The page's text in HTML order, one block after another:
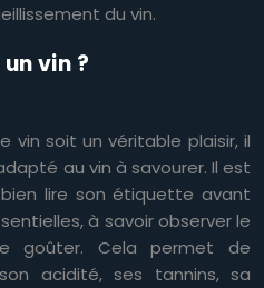
du vin.
vin ?
vin soit un véritable plaisir, il
au vin à savourer. Il est
lire son étiquette avant
à savoir observer le
goûter. Cela permet de
acidité, ses tannins, sa